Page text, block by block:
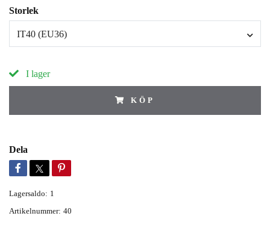
Storlek
IT40 (EU36)
I lager
KÖP
Dela
Lagersaldo: 1
Artikelnummer: 40